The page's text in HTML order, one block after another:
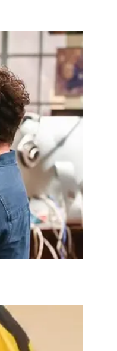
มมองของผู้บริหาร โดย คุณ
เทศไทย) พร้อมทั้งการ
ติบโตขององค์กร